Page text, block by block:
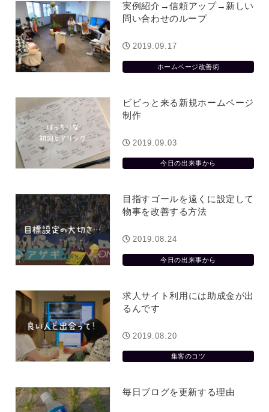
実例紹介→信頼アップ→新しい
問い合わせのループ
ホームページ改善術
2019.09.17
ビビっと来る新規ホームページ
制作
今日の出来事から
2019.09.03
目指すゴールを遠くに設定して
物事を改善する方法
今日の出来事から
2019.08.24
求人サイト利用には助成金が出
るんです
集客のコツ
2019.08.20
毎日ブログを更新する理由